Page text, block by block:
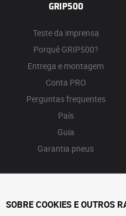
GRIP500
Teste da imprensa
Porquê GRIP500?
Entrega e montagem
Conta PRO
Perguntas frequentes
País
Guia
Garantia pneus
SOBRE COOKIES E OUTROS